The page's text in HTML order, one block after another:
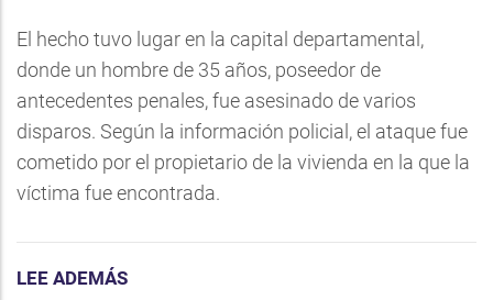
El hecho tuvo lugar en la capital departamental,
donde un hombre de 35 años, poseedor de
antecedentes penales, fue asesinado de varios
disparos. Según la información policial, el ataque fue
cometido por el propietario de la vivienda en la que la
víctima fue encontrada.
LEE ADEMÁS